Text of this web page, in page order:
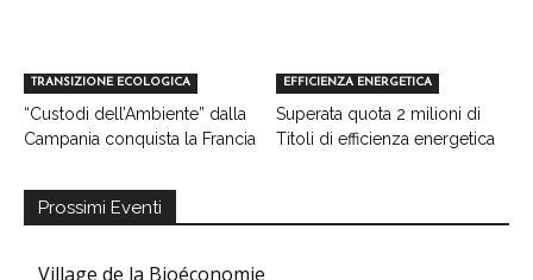
TRANSIZIONE ECOLOGICA
“Custodi dell’Ambiente” dalla
Campania conquista la Francia
EFFICIENZA ENERGETICA
Superata quota 2 milioni di
Titoli di efficienza energetica
Prossimi Eventi
Village de la Bioéconomie